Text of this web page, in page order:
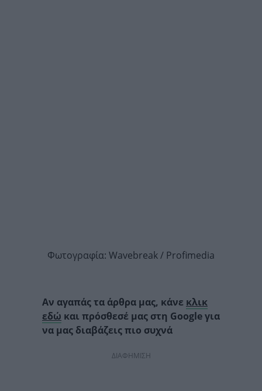
Φωτογραφία: Wavebreak / Profimedia
Αν αγαπάς τα άρθρα μας, κάνε κλικ
εδώ και πρόσθεσέ μας στη Google για
να μας διαβάζεις πιο συχνά
ΔΙΑΦΗΜΙΣΗ